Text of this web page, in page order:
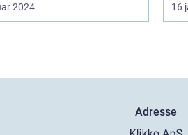
2024 16
Adresse